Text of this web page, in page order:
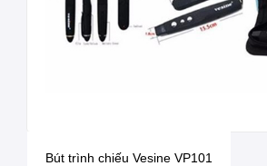
Bút trình chiếu Vesine VP101